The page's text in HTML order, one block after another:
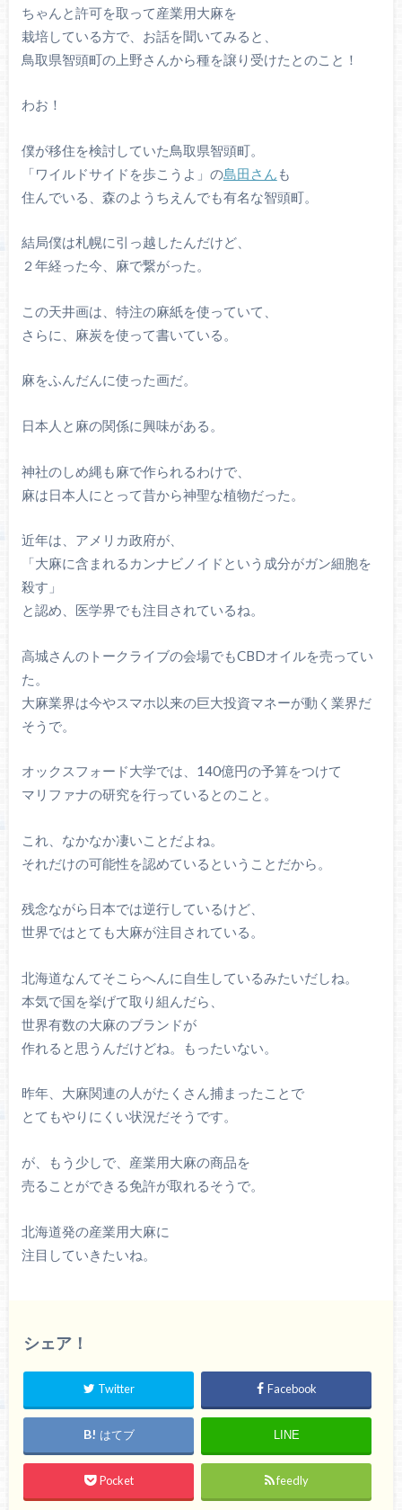
ちゃんと許可を取って産業用大麻を
栽培している方で、お話を聞いてみると、
鳥取県智頭町の上野さんから種を譲り受けたとのこと！
わお！
僕が移住を検討していた鳥取県智頭町。
「ワイルドサイドを歩こうよ」の島田さん も
住んでいる、森のようちえんでも有名な智頭町。
結局僕は札幌に引っ越したんだけど、
２年経った今、麻で繋がった。
この天井画は、特注の麻紙を使っていて、
さらに、麻炭を使って書いている。
麻をふんだんに使った画だ。
日本人と麻の関係に興味がある。
神社のしめ縄も麻で作られるわけで、
麻は日本人にとって昔から神聖な植物だった。
近年は、アメリカ政府が、
「大麻に含まれるカンナビノイドという成分がガン細胞を
殺す」
と認め、医学界でも注目されているね。
高城さんのトークライブの会場でもCBDオイルを売ってい
た。
大麻業界は今やスマホ以来の巨大投資マネーが動く業界だ
そうで。
オックスフォード大学では、140億円の予算をつけて
マリファナの研究を行っているとのこと。
これ、なかなか凄いことだよね。
それだけの可能性を認めているということだから。
残念ながら日本では逆行しているけど、
世界ではとても大麻が注目されている。
北海道なんてそこらへんに自生しているみたいだしね。
本気で国を挙げて取り組んだら、
世界有数の大麻のブランドが
作れると思うんだけどね。もったいない。
昨年、大麻関連の人がたくさん捕まったことで
とてもやりにくい状況だそうです。
が、もう少しで、産業用大麻の商品を
売ることができる免許が取れるそうで。
北海道発の産業用大麻に
注目していきたいね。
シェア！
Twitter Facebook
はてブ LINE
Pocket feedly